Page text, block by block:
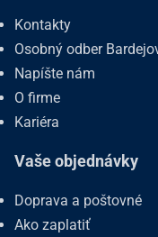
Kontakty
Osobný odber
Napíšte nám
O firme
Kariéra
Vaše objednávky
Doprava a poštovné
Ako zaplatiť